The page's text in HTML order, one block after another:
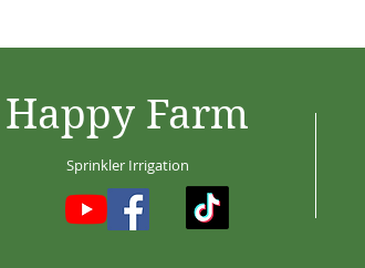
Happy Farm
Sprinkler Irrigation